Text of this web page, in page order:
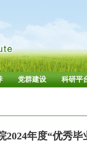
党群建设 科研平
年度“优秀毕